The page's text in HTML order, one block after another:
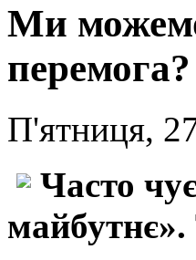
Ми
перемога?
П'ятниця,
Часто
майбутнє».